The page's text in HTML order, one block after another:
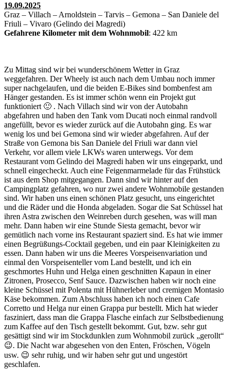
19.09.2025
Graz – Villach – Arnoldstein – Tarvis – Gemona – San Daniele del
Friuli – Vivaro (Gelindo dei Magredi)
Gefahrene Kilometer mit dem Wohnmobil: 422 km
Zu Mittag sind wir bei wunderschönem Wetter in Graz
weggefahren. Der Wheely ist auch nach dem Umbau noch immer
super nachgelaufen, und die beiden E-Bikes sind bombenfest am
Hänger gestanden. Es ist immer schön wenn ein Projekt gut
funktioniert 🙂 . Nach Villach sind wir von der Autobahn
abgefahren und haben den Tank vom Ducati noch einmal randvoll
angefüllt, bevor es wieder zurück auf die Autobahn ging. Es war
wenig los und bei Gemona sind wir wieder abgefahren. Auf der
Straße von Gemona bis San Daniele del Friuli war dann viel
Verkehr, vor allem viele LKWs waren unterwegs. Vor dem
Restaurant vom Gelindo dei Magredi haben wir uns eingeparkt, und
schnell eingecheckt. Auch eine Feigenmarmelade für das Frühstück
ist aus dem Shop mitgegangen. Dann sind wir hinter auf den
Campingplatz gefahren, wo nur zwei andere Wohnmobile gestanden
sind. Wir haben uns einen schönen Platz gesucht, uns eingerichtet
und die Räder und die Honda abgeladen. Sogar die Sat Schüssel hat
ihren Astra zwischen den Weinreben durch gesehen, was will man
mehr. Dann haben wir eine Stunde Siesta gemacht, bevor wir
gemütlich nach vorne ins Restaurant spaziert sind. Es hat wie immer
einen Begrüßungs-Cocktail gegeben, und ein paar Kleinigkeiten zu
essen. Dann haben wir uns die Meeres Vorspeisenvariation und
einmal den Vorspeisenteller vom Land bestellt, und ich ein
geschmortes Huhn und Helga einen geschnitten Kapaun in einer
Zitronen, Prosecco, Senf Sauce. Dazwischen haben wir noch eine
kleine Schüssel mit Polenta mit Hühnerleber und cremigen Montasio
Käse bekommen. Zum Abschluss haben ich noch einen Cafe
Corretto und Helga nur einen Grappa pur bestellt. Mich hat wieder
fasziniert, dass man die Grappa Flasche einfach zur Selbstbedienung
zum Kaffee auf den Tisch gestellt bekommt. Gut, bzw. sehr gut
gesättigt sind wir im Stockdunklen zum Wohnmobil zurück „gerollt“
😉. Die Nacht war abgesehen von den Enten, Fröschen, Vögeln
usw. 😉 sehr ruhig, und wir haben sehr gut und ungestört
geschlafen.